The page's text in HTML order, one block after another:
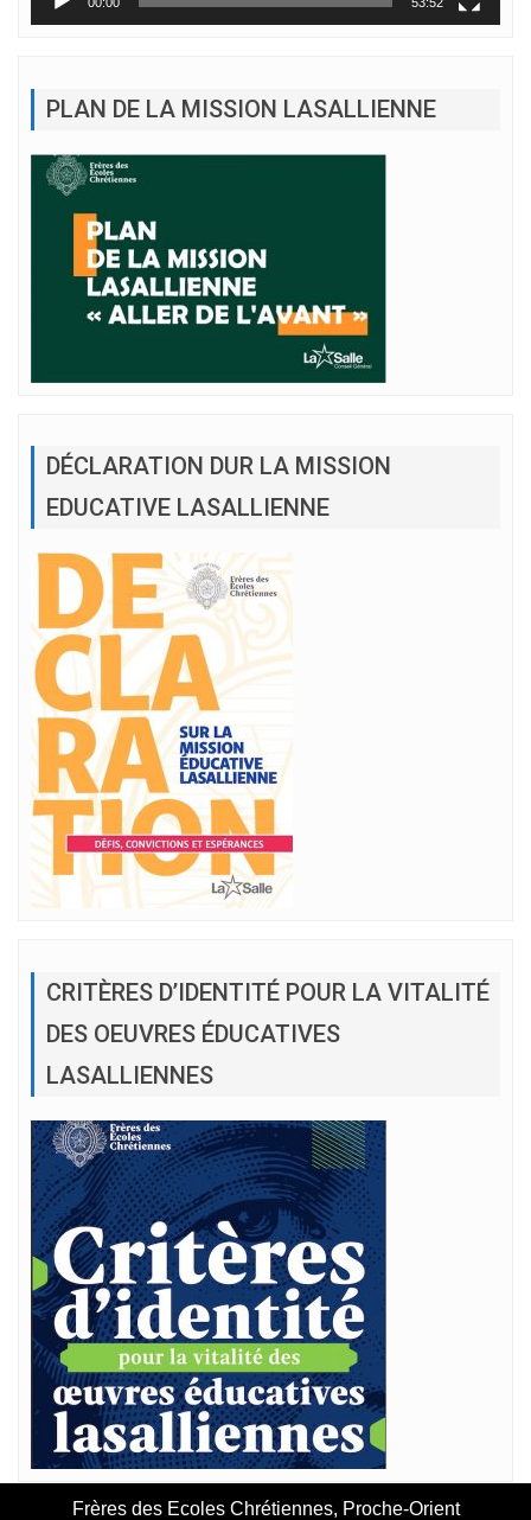
PLAN DE LA MISSION LASALLIENNE
DÉCLARATION DUR LA MISSION
EDUCATIVE LASALLIENNE
CRITÈRES D’IDENTITÉ POUR LA VITALITÉ
DES OEUVRES ÉDUCATIVES
LASALLIENNES
Frères des Ecoles Chrétiennes, Proche-Orient